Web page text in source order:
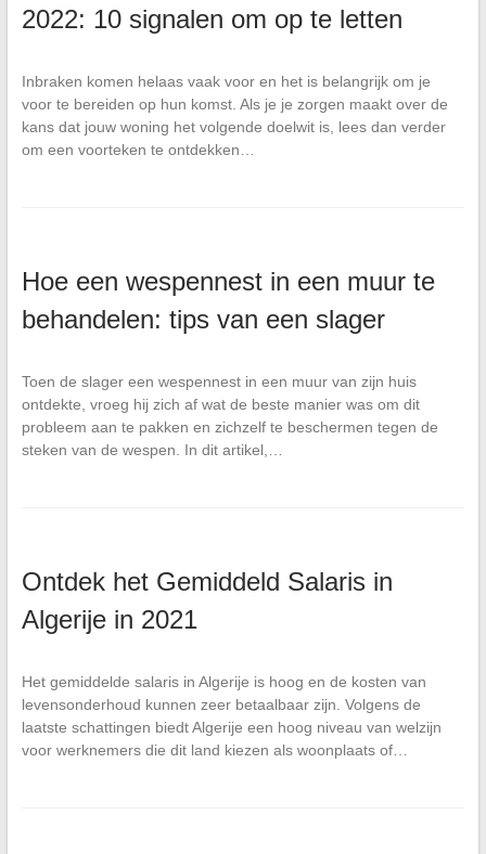
2022: 10 signalen om op te letten
Inbraken komen helaas vaak voor en het is belangrijk om je
voor te bereiden op hun komst. Als je je zorgen maakt over de
kans dat jouw woning het volgende doelwit is, lees dan verder
om een voorteken te ontdekken…
Hoe een wespennest in een muur te
behandelen: tips van een slager
Toen de slager een wespennest in een muur van zijn huis
ontdekte, vroeg hij zich af wat de beste manier was om dit
probleem aan te pakken en zichzelf te beschermen tegen de
steken van de wespen. In dit artikel,…
Ontdek het Gemiddeld Salaris in
Algerije in 2021
Het gemiddelde salaris in Algerije is hoog en de kosten van
levensonderhoud kunnen zeer betaalbaar zijn. Volgens de
laatste schattingen biedt Algerije een hoog niveau van welzijn
voor werknemers die dit land kiezen als woonplaats of…